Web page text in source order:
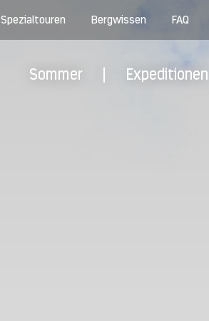
Spezialtouren Bergwissen FAQ
Sommer Expeditionen